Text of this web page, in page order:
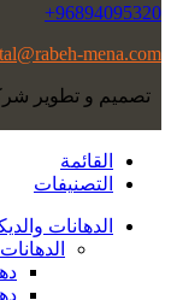
96894095320+
mena.com
تصميم و تطوير
القائمة
التصنيفات
الدهانات